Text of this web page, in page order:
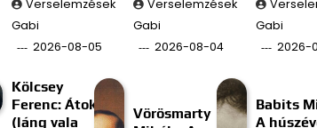
Verselemzések
Gabi
2026-08-05
Verselemzések
Gabi
2026-08-04
Gabi
2026-
Kölcsey
Ferenc: Átok
(láng vala
Vörösmarty
Babits
A